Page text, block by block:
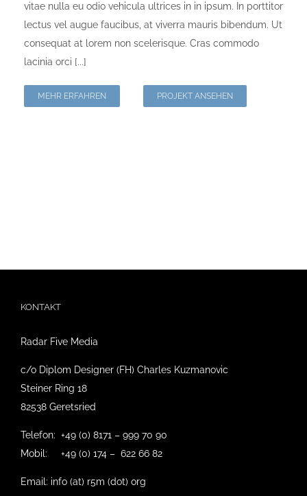
vitae nulla eu odio vehicula ultrices in in ipsum. In porttitor
lectus vel augue faucibus, at viverra mauris bibendum. Ut
consequat at lorem non scelerisque. Cras commodo
lacinia orci [...]
MEHR ERFAHREN PROJEKT ANSEHEN
KONTAKT
Radar Five Media
c/o Diplom Designer (FH) Charles Kuzmanovic
Steiner Ring 18
82538 Geretsried
Telefon: +49 (0) 8171 – 999 70 90
Mobil: +49 (0) 174 – 622 66 82
Email: info (at) r5m (dot) org